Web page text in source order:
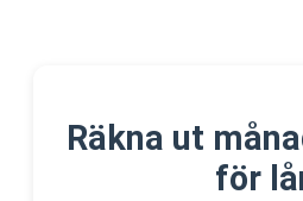
Räkna ut
för